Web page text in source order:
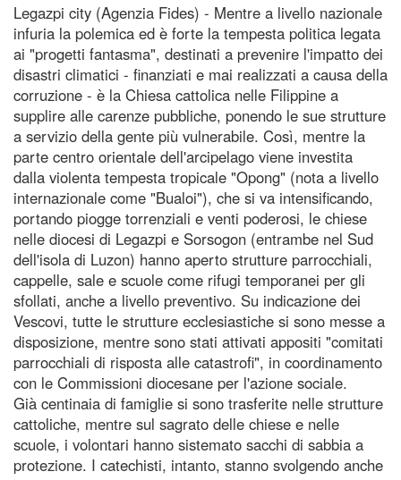
Legazpi city (Agenzia Fides) - Mentre a livello nazionale
infuria la polemica ed è forte la tempesta politica legata
ai "progetti fantasma", destinati a prevenire l'impatto dei
disastri climatici - finanziati e mai realizzati a causa della
corruzione - è la Chiesa cattolica nelle Filippine a
supplire alle carenze pubbliche, ponendo le sue strutture
a servizio della gente più vulnerabile. Così, mentre la
parte centro orientale dell'arcipelago viene investita
dalla violenta tempesta tropicale "Opong" (nota a livello
internazionale come "Bualoi"), che si va intensificando,
portando piogge torrenziali e venti poderosi, le chiese
nelle diocesi di Legazpi e Sorsogon (entrambe nel Sud
dell'isola di Luzon) hanno aperto strutture parrocchiali,
cappelle, sale e scuole come rifugi temporanei per gli
sfollati, anche a livello preventivo. Su indicazione dei
Vescovi, tutte le strutture ecclesiastiche si sono messe a
disposizione, mentre sono stati attivati appositi "comitati
parrocchiali di risposta alle catastrofi", in coordinamento
con le Commissioni diocesane per l'azione sociale.
Già centinaia di famiglie si sono trasferite nelle strutture
cattoliche, mentre sul sagrato delle chiese e nelle
scuole, i volontari hanno sistemato sacchi di sabbia a
protezione. I catechisti, intanto, stanno svolgendo anche